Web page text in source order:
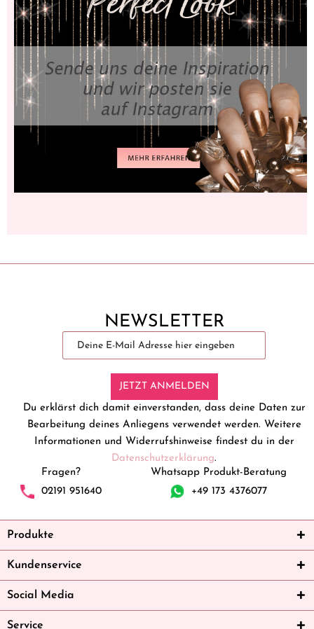
NEWSLETTER
JETZT ANMELDEN
Du erklärst dich damit einverstanden, dass deine Daten zur
Bearbeitung deines Anliegens verwendet werden. Weitere
Informationen und Widerrufshinweise findest du in der
Datenschutzerklärung.
Fragen?
02191 951640
Whatsapp Produkt-Beratung
+49 173 4376077
Produkte
Kundenservice
Social Media
Service